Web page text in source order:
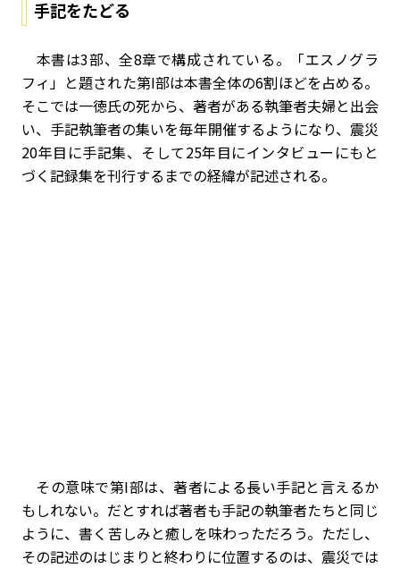
手記をたどる
本書は3部、全8章で構成されている。「エスノグラ
フィ」と題された第I部は本書全体の6割ほどを占める。
そこでは一徳氏の死から、著者がある執筆者夫婦と出会
い、手記執筆者の集いを毎年開催するようになり、震災
20年目に手記集、そして25年目にインタビューにもと
づく記録集を刊行するまでの経緯が記述される。
その意味で第I部は、著者による長い手記と言えるか
もしれない。だとすれば著者も手記の執筆者たちと同じ
ように、書く苦しみと癒しを味わっただろう。ただし、
その記述のはじまりと終わりに位置するのは、震災では